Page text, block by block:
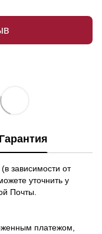
Гарантия
зависимости от
уточнить у
Почты.
платежом,